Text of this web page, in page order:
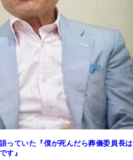
っていた『僕が死んだら葬儀委員長は
す』